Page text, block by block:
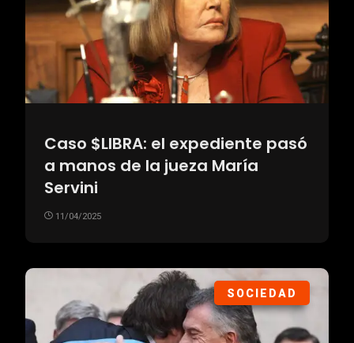
Caso $LIBRA: el expediente pasó
a manos de la jueza María
Servini
11/04/2025
SOCIEDAD